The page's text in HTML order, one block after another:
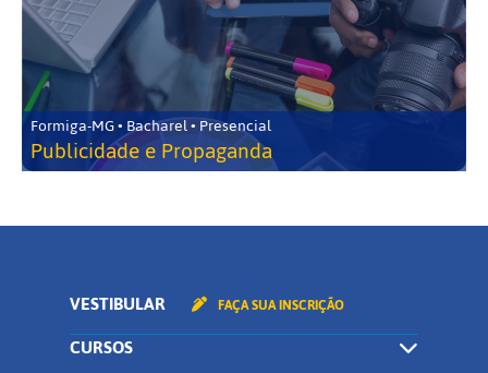
Formiga-MG • Bacharel • Presencial
Publicidade e Propaganda
VESTIBULAR FAÇA SUA INSCRIÇÃO
CURSOS